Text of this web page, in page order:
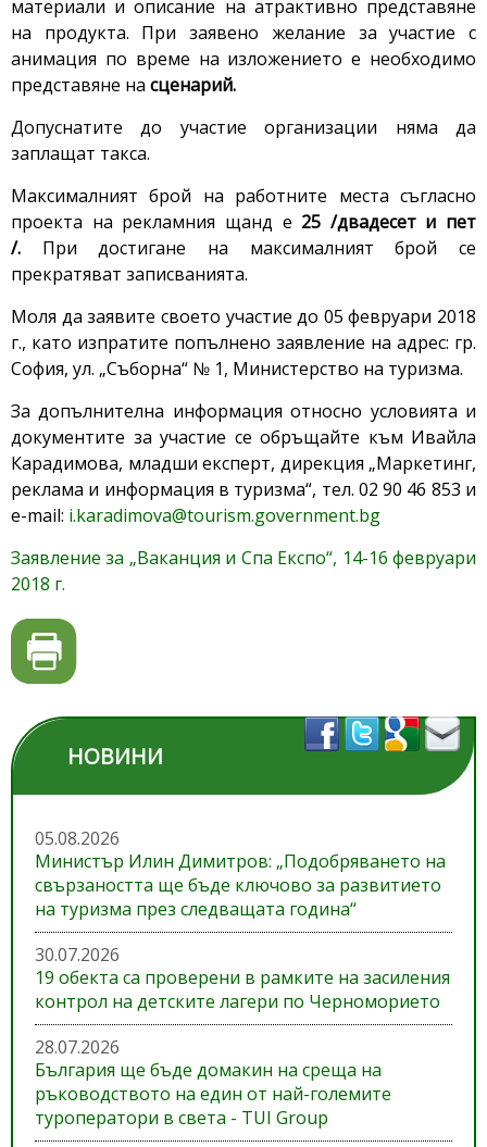
материали и описание на атрактивно представяне
на продукта. При заявено желание за участие с
анимация по време на изложението е необходимо
представяне на сценарий.
Допуснатите до участие организации няма да
заплащат такса.
Максималният брой на работните места съгласно
проекта на рекламния щанд е 25 /двадесет и пет
/. При достигане на максималният брой се
прекратяват записванията.
Моля да заявите своето участие до 05 февруари 2018
г., като изпратите попълнено заявление на адрес: гр.
София, ул. „Съборна“ № 1, Министерство на туризма.
За допълнителна информация относно условията и
документите за участие се обръщайте към Ивайла
Карадимова, младши експерт, дирекция „Маркетинг,
реклама и информация в туризма“, тел. 02 90 46 853 и
e-mail: i.karadimova@tourism.government.bg
Заявление за „Ваканция и Спа Експо“, 14-16 февруари
2018 г.
НОВИНИ
05.08.2026
Министър Илин Димитров: „Подобряването на
свързаността ще бъде ключово за развитието
на туризма през следващата година“
30.07.2026
19 обекта са проверени в рамките на засиления
контрол на детските лагери по Черноморието
28.07.2026
България ще бъде домакин на среща на
ръководството на един от най-големите
туроператори в света - TUI Group